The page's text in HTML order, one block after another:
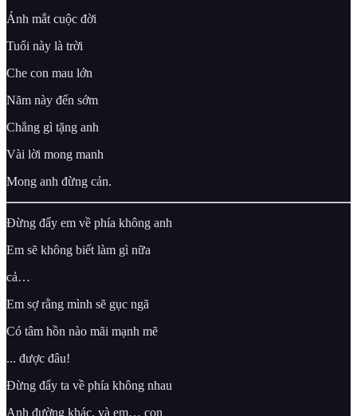
Ánh mắt cuộc đời
Tuổi này là trời
Che con mau lớn
Năm này đến sớm
Chẳng gì tặng anh
Vài lời mong manh
Mong anh đừng cản.
Đừng đẩy em về phía không anh
Em sẽ không biết làm gì nữa
cả…
Em sợ rằng mình sẽ gục ngã
Có tâm hồn nào mãi mạnh mẽ
... được đâu!
Đừng đẩy ta về phía không nhau
Anh đường khác, và em… con